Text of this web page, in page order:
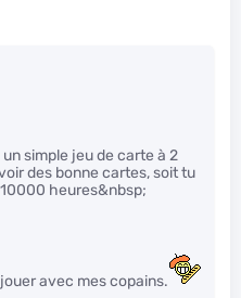
simple jeu de carte à 2
des bonne cartes, soit tu
heures&nbsp;
avec mes copains.